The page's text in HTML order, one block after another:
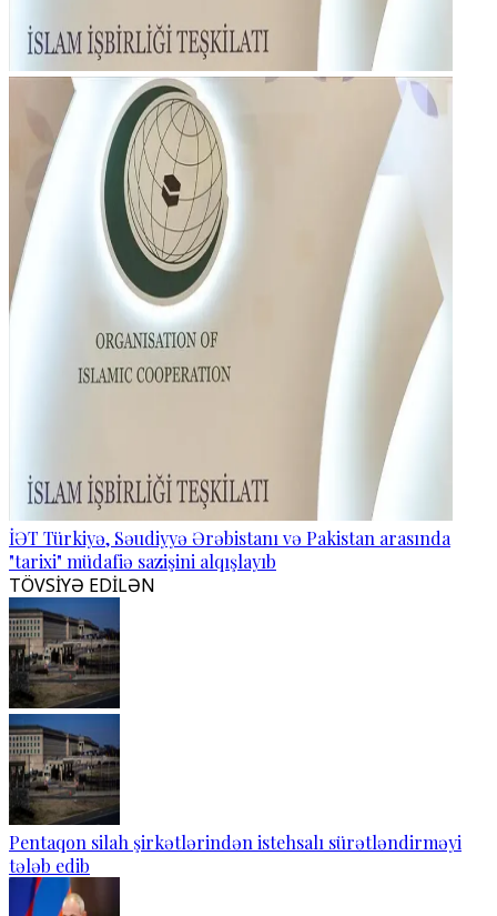
İƏT Türkiyə, Səudiyyə Ərəbistanı və Pakistan arasında
"tarixi" müdafiə sazişini alqışlayıb
TÖVSİYƏ EDİLƏN
Pentaqon silah şirkətlərindən istehsalı sürətləndirməyi
tələb edib